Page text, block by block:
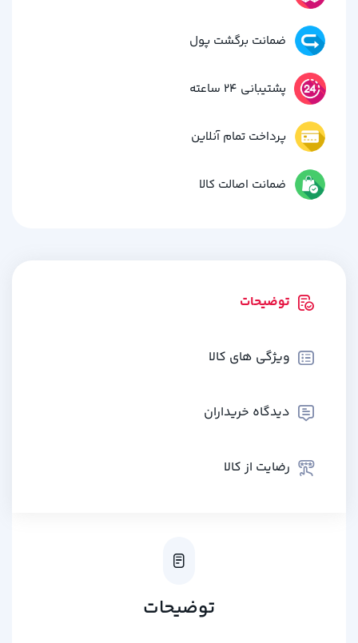
ضمانت برگشت پول
پشتیبانی 24 ساعته
پرداخت تمام آنلاین
ضمانت اصالت کالا
توضیحات
ویژگی های کالا
دیدگاه خریداران
رضایت از کالا
توضیحات